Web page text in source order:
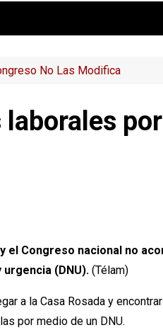
No Las Modifica
por
el Congreso nacional no
(DNU). (Télam)
a la Casa Rosada y encontrar
por medio de un DNU.